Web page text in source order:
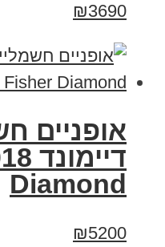
₪3690
אופניים
Diamond
₪5200